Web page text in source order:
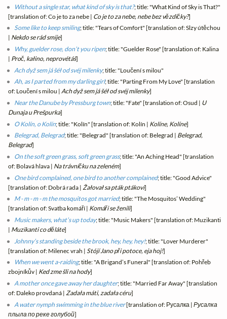
Without a single star, what kind of sky is that?; title: "What Kind of Sky is That?"
[translation of: Co je to za nebe | Co je to za nebe, nebe bez vězdičky?]
Some like to keep smiling; title: "Tears of Comfort" [translation of: Slzy útěchou
| Nekdo se rád smije]
Why, guelder rose, don’t you ripen; title: "Guelder Rose" [translation of: Kalina
| Proč, kałino, neprovétáš]
Ach dyž sem já šéł od svéj milenky; title: "Loučení s milou"
Ah, as I parted from my darling girl; title: "Parting From My Love" [translation
of: Loučení s milou |Ach dyž sem já šéł od svéj milenky]
Near the Danube by Pressburg town; title: "Fate" [translation of: Osud | U
Dunaja u Prešpurka]
O Kolín, o Kolín; title: "Kolín" [translation of: Kolín | Kolíne, Kolíne]
Belegrad, Belegrad; title: "Belegrad" [translation of: Belegrad | Belegrad,
Belegrad]
On the soft green grass, soft green grass; title: "An Aching Head" [translation
of: Bolavá hlava | Na trávníčku na zeleném]
One bird complained, one bird to another complained; title: "Good Advice"
[translation of: Dobrá rada | Žałovał sa pták ptákovi]
M - m - m - m the mosquitos got married; title: "The Mosquitos’ Wedding"
[translation of: Svatba komáří | Komáři se ženili]
Music makers, what’s up today; title: "Music Makers" [translation of: Muzikanti
| Muzikanti co děláte]
Johnny’s standing beside the brook, hey, hey, hey!; title: "Lover Murderer"
[translation of: Milenec vrah |Stójí Jano při potoce, eja hoj!]
When we went a-raiding; title: "A Brigand’s Funeral" [translation of: Pohřeb
zbojníkův | Ked zme šli na hody]
A mother once gave away her daughter; title: "Married Far Away" [translation
of: Daleko provdaná |Zadała máti, zadała céru]
A water nymph swimming in the blue river[translation of: Русалка |Русалка
плыла по реке голубой]